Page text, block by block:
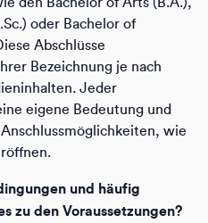
oder Bachelor of
Abschlüsse
Bezeichnung je nach
Jeder
eigene Bedeutung und
wie
und häufig
zu den Voraussetzungen?